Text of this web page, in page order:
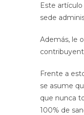
Este
sede
Además, le
Frente a
se asume
que nunca
100% de